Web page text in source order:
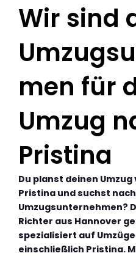
Wir sind
men für
Umzug
Pristina
Du planst deinen
Pristina und suchst
Umzugsunternehmen?
Richter aus Hannover
spezialisiert auf
einschließlich Pristina.